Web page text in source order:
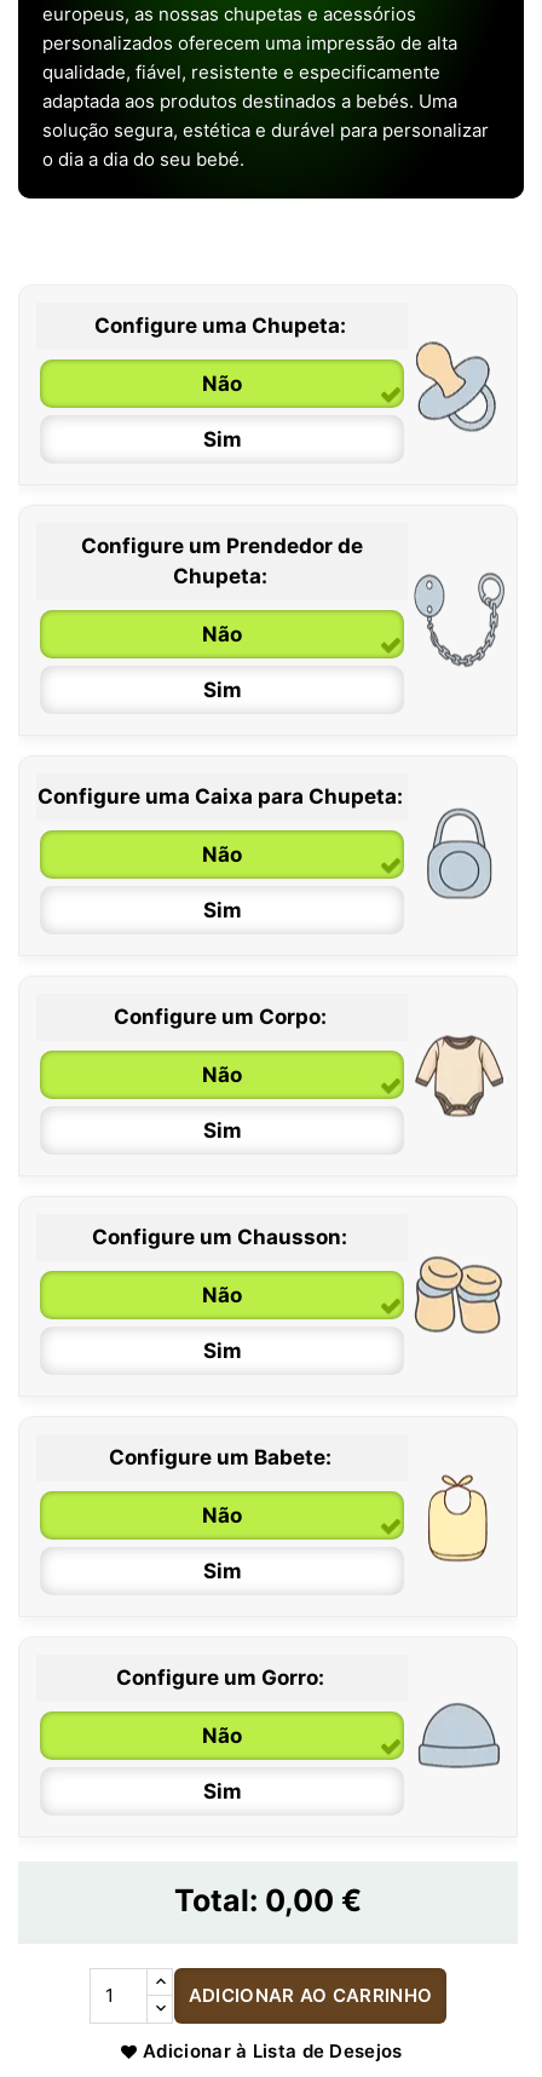
europeus, as nossas chupetas e acessórios
personalizados oferecem uma impressão de alta
qualidade, fiável, resistente e especificamente
adaptada aos produtos destinados a bebés. Uma
solução segura, estética e durável para personalizar
o dia a dia do seu bebé.
Configure uma Chupeta:
Não
Sim
0 / 6 meses
6 / 36 meses
Configure um Prendedor de
Chupeta:
Não
Sim
Configure uma Caixa para Chupeta:
Não
Sim
Configure um Corpo:
Não
Sim
0 / 6 meses
6 / 12 meses
12 / 18 meses
Configure um Chausson:
Não
Sim
Configure um Babete:
Não
Sim
Configure um Gorro:
Não
Sim
Total: 0,00 €
ADICIONAR AO CARRINHO
Adicionar à Lista de Desejos